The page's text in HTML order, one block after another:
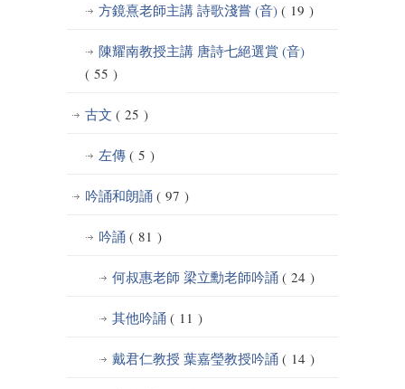
方鏡熹老師主講 詩歌淺嘗 (音) ( 19 )
陳耀南教授主講 唐詩七絕選賞 (音)
( 55 )
古文 ( 25 )
左傳 ( 5 )
吟誦和朗誦 ( 97 )
吟誦 ( 81 )
何叔惠老師 梁立勳老師吟誦 ( 24 )
其他吟誦 ( 11 )
戴君仁教授 葉嘉瑩教授吟誦 ( 14 )